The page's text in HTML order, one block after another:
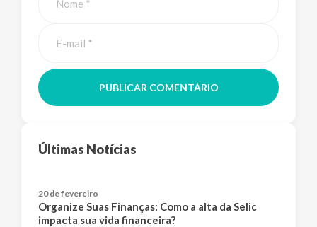
PUBLICAR COMENTÁRIO
Últimas Notícias
20 de fevereiro
Organize Suas Finanças: Como a alta da Selic
impacta sua vida financeira?